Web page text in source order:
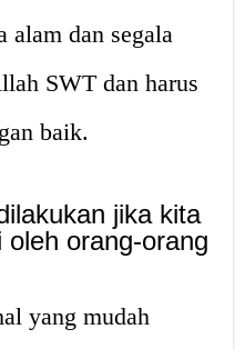
alam dan segala
SWT dan harus
baik.
jika kita
orang-orang
yang mudah